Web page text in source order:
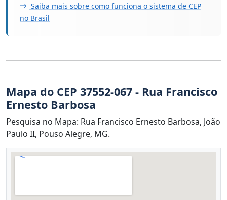
Saiba mais sobre como funciona o sistema de CEP
no Brasil
Mapa do CEP 37552-067 - Rua Francisco
Ernesto Barbosa
Pesquisa no Mapa: Rua Francisco Ernesto Barbosa, João
Paulo II, Pouso Alegre, MG.